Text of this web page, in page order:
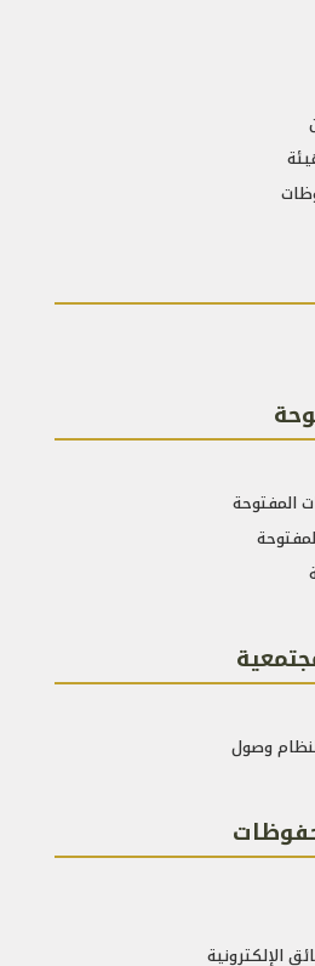
المفتوحة
وصول
الإلكترونية